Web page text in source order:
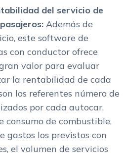
del servicio de
Además de
este software de
con conductor ofrece
valor para evaluar
la rentabilidad de cada
los referentes número de
por cada autocar,
consumo de combustible,
gastos los previstos con
el volumen de servicios